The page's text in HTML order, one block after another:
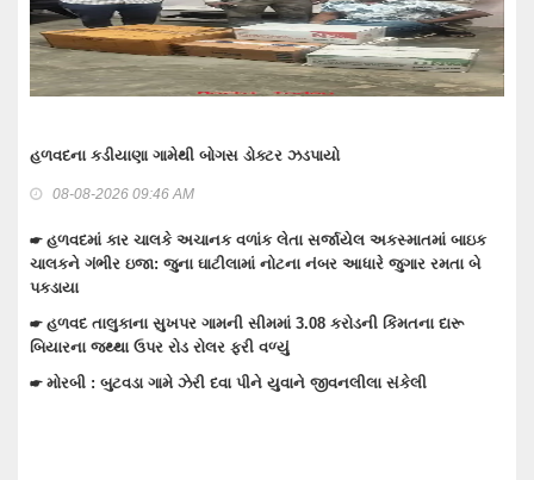
બાઇક
રમતા બે
દારૂ
વાંકાનેર બાઉન્ડ્રી નજીકથી 1.93 કરોડનો દારૂ-બિયર ભરેલ ટ્રક
☛ તેરા તુજકો અર્પણ: વાંકાનેર સિટી પોલીસે રોકડ, મોબાઈલ અને
☛ વાંકાનેરના ગુંદાખડા ગામે રેતી ભરેલા ટ્રક ઉપર ચડીને કામ
ઇલેક્ટ્રીક શોટ લાગતા મોત
☛ વાંકાનેરમાં પેટમાં દુખાવો ઉપડતા સારવારમાં ખસેડાયેલ